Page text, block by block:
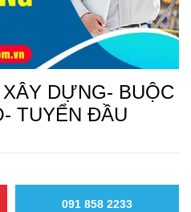
DỰNG- BUỘC
TUYỂN ĐẦU
091 858 2233